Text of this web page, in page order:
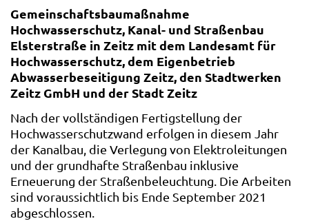
Gemeinschaftsbaumaßnahme
Hochwasserschutz, Kanal- und Straßenbau
Elsterstraße in Zeitz mit dem Landesamt für
Hochwasserschutz, dem Eigenbetrieb
Abwasserbeseitigung Zeitz, den Stadtwerken
Zeitz GmbH und der Stadt Zeitz
Nach der vollständigen Fertigstellung der
Hochwasserschutzwand erfolgen in diesem Jahr
der Kanalbau, die Verlegung von Elektroleitungen
und der grundhafte Straßenbau inklusive
Erneuerung der Straßenbeleuchtung. Die Arbeiten
sind voraussichtlich bis Ende September 2021
abgeschlossen.